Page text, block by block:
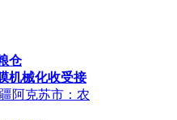
仓
机械化收受接
阿克苏市：农